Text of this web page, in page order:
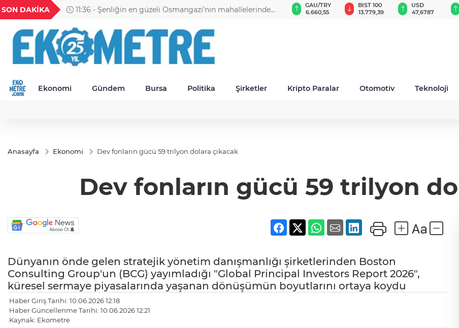
SON DAKİKA 11:30 - Petrol Ofisi Grubu 18. kez zirvede
18,2677
TND
16,3788
BGN
27,9743
VND
0,0018
GAU/TRY
6.660,55
BIST 100
13.779,39
USD
47,6787
EUR
55,1254
Ekonomi Gündem Bursa Politika Şirketler Kripto Paralar Otomotiv Teknoloji
Anasayfa Ekonomi Dev fonların gücü 59 trilyon dolara çıkacak
Dev fonların gücü 59 trilyon
Dünyanın önde gelen stratejik yönetim danışmanlığı şirketlerinden Boston
Consulting Group'un (BCG) yayımladığı "Global Principal Investors Report 2026",
küresel sermaye piyasalarında yaşanan dönüşümün boyutlarını ortaya koydu
Haber Giriş Tarihi: 10.06.2026 12:18
Haber Güncellenme Tarihi: 10.06.2026 12:21
Kaynak: Ekometre